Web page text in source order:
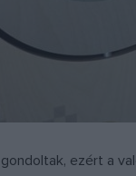
ezért a